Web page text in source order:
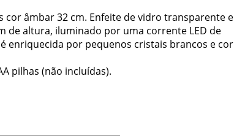
cor âmbar 32 cm. Enfeite de vidro transparente e
de altura, iluminado por uma corrente LED de
enriquecida por pequenos cristais brancos e cor
pilhas (não incluídas).